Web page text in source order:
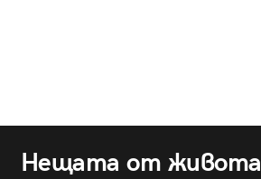
Нещата от живота